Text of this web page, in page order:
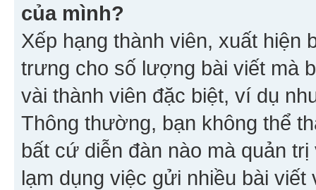
của mình?
Xếp hạng thành viên, xuất
trưng cho số lượng bài viết mà
vài thành viên đặc biệt, ví dụ
Thông thường, bạn không thể
bất cứ diễn đàn nào mà quản
lạm dụng việc gửi nhiều bài